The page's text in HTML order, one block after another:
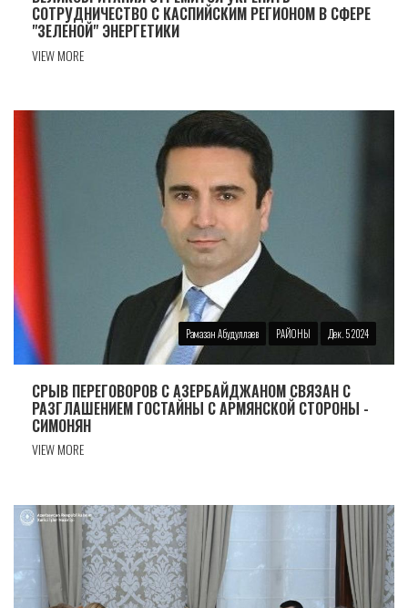
СОТРУДНИЧЕСТВО С КАСПИЙСКИМ РЕГИОНОМ В СФЕРЕ
"ЗЕЛЕНОЙ" ЭНЕРГЕТИКИ
VIEW MORE
Рамазан Абудуллаев РАЙОНЫ Дек. 5 2024
СРЫВ ПЕРЕГОВОРОВ С АЗЕРБАЙДЖАНОМ СВЯЗАН С
РАЗГЛАШЕНИЕМ ГОСТАЙНЫ С АРМЯНСКОЙ СТОРОНЫ -
СИМОНЯН
VIEW MORE